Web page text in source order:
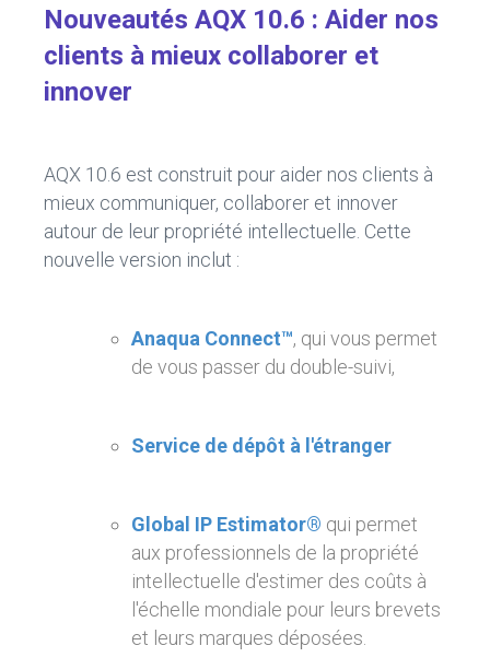
Nouveautés AQX 10.6 : Aider nos
clients à mieux collaborer et
innover
AQX 10.6 est construit pour aider nos clients à
mieux communiquer, collaborer et innover
autour de leur propriété intellectuelle. Cette
nouvelle version inclut :
Anaqua Connect™, qui vous permet
de vous passer du double-suivi,
Service de dépôt à l'étranger
Global IP Estimator® qui permet
aux professionnels de la propriété
intellectuelle d'estimer des coûts à
l'échelle mondiale pour leurs brevets
et leurs marques déposées.